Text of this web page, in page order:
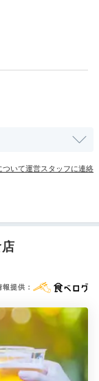
ほどの「ステ
しゃぶもいい
ティーサーバー
ています。
ついて運営スタッフに連絡
報提供：